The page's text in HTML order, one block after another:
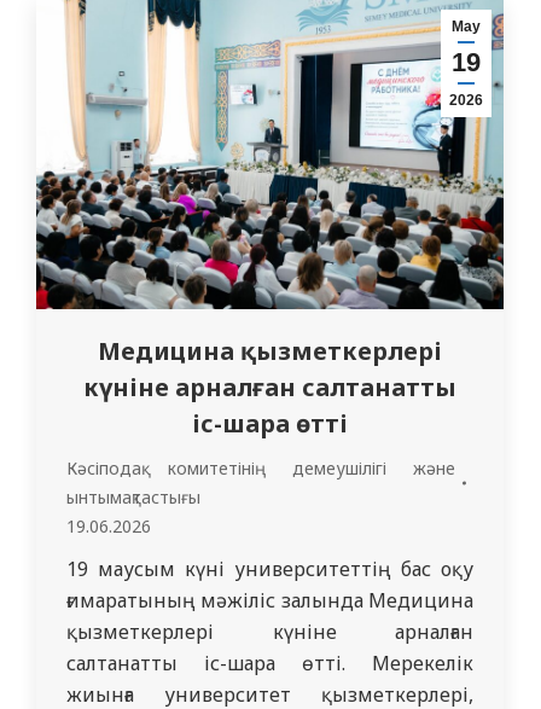
арнап ұйымдастырылды. Жылы әрі
сенімді жағдайда үш жас ана білікті көмек
алып, өздерін мазалаған маңызды
сұрақтарға жауап тапты.…
Мау
19
2026
Медицина қызметкерлері
күніне арналған салтанатты
іс-шара өтті
Кәсіподақ комитетінің демеушілігі және
ынтымақтастығы
19.06.2026
19 маусым күні университеттің бас оқу
ғимаратының мәжіліс залында Медицина
қызметкерлері күніне арналған
салтанатты іс-шара өтті. Мерекелік
жиынға университет қызметкерлері,